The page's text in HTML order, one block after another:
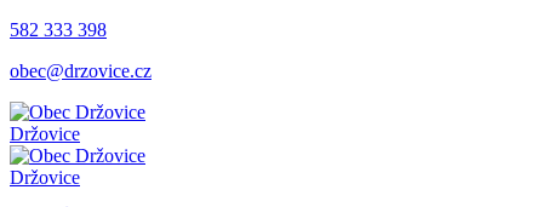
582 333 398
obec@drzovice.cz
Držovice
Držovice